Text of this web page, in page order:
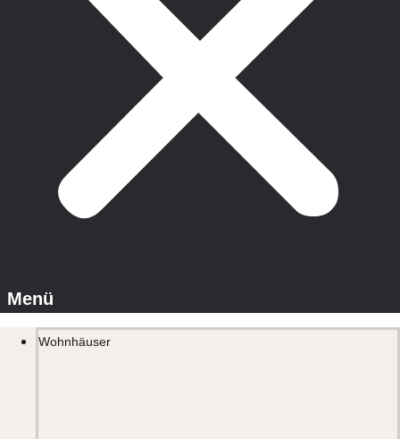
Wohnhäuser